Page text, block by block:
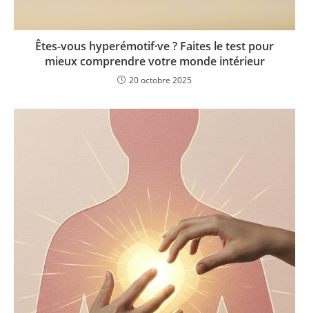
Êtes-vous hyperémotif·ve ? Faites le test pour
mieux comprendre votre monde intérieur
20 octobre 2025